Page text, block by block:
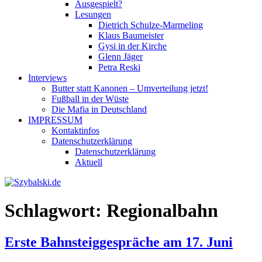
Ausgespielt?
Lesungen
Dietrich Schulze-Marmeling
Klaus Baumeister
Gysi in der Kirche
Glenn Jäger
Petra Reski
Interviews
Butter statt Kanonen – Umverteilung jetzt!
Fußball in der Wüste
Die Mafia in Deutschland
IMPRESSUM
Kontaktinfos
Datenschutzerklärung
Datenschutzerklärung
Aktuell
Schlagwort: Regionalbahn
Erste Bahnsteiggespräche am 17. Juni